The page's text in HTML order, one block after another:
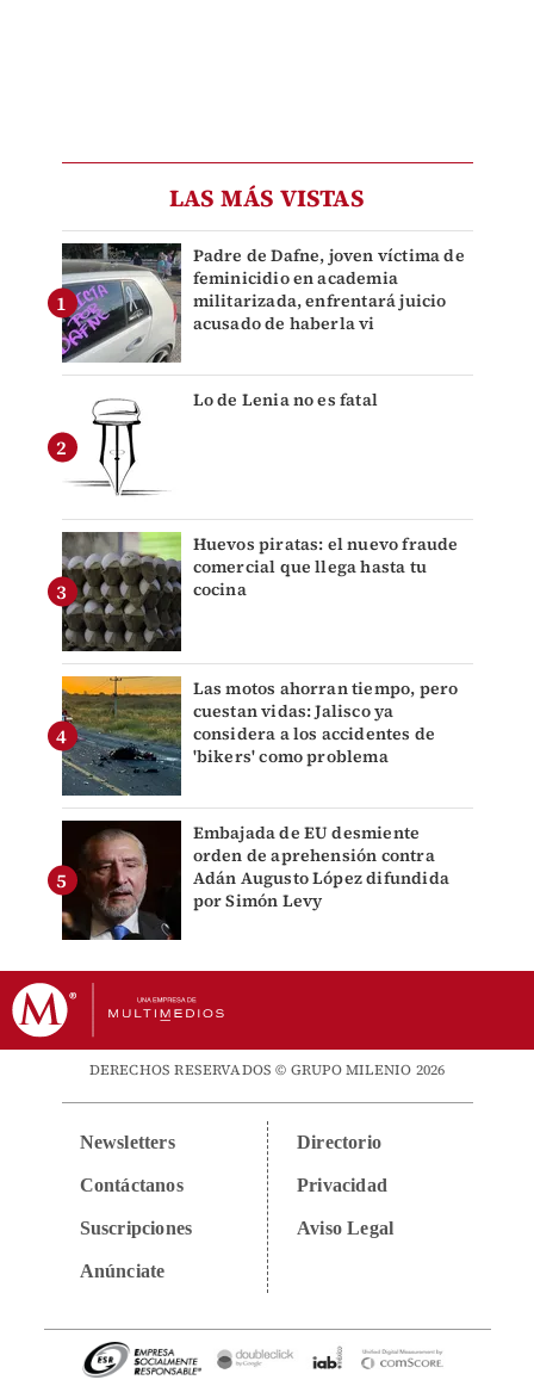
LAS MÁS VISTAS
Padre de Dafne, joven víctima de
feminicidio en academia
militarizada, enfrentará juicio
acusado de haberla vi
Lo de Lenia no es fatal
Huevos piratas: el nuevo fraude
comercial que llega hasta tu
cocina
Las motos ahorran tiempo, pero
cuestan vidas: Jalisco ya
considera a los accidentes de
'bikers' como problema
Embajada de EU desmiente
orden de aprehensión contra
Adán Augusto López difundida
por Simón Levy
DERECHOS RESERVADOS © GRUPO MILENIO 2026
Newsletters
Contáctanos
Suscripciones
Anúnciate
Directorio
Privacidad
Aviso Legal